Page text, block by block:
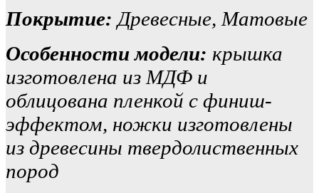
Покрытие: Древесные, Матовые
Особенности модели: крышка
изготовлена из МДФ и
облицована пленкой с финиш-
эффектом, ножки изготовлены
из древесины твердолиственных
пород